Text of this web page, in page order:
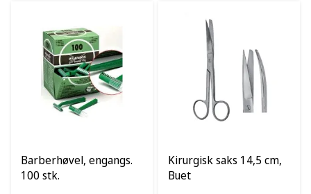
Barberhøvel, engangs.
100 stk.
Kirurgisk saks 14,5 cm,
Buet